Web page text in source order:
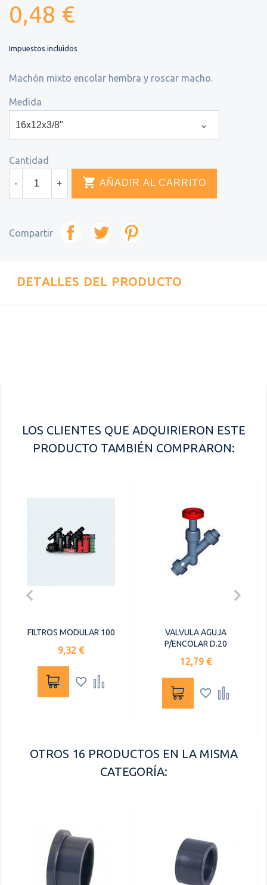
0,48 €
Impuestos incluidos
Machón mixto encolar hembra y roscar macho.
Medida
Cantidad
- +  AÑADIR AL CARRITO
Compartir
DETALLES DEL PRODUCTO
LOS CLIENTES QUE ADQUIRIERON ESTE
PRODUCTO TAMBIÉN COMPRARON:

FILTROS MODULAR 100
Precio
9,32 €
 
VALVULA AGUJA
P/ENCOLAR D.20
Precio
12,79 €
 

OTROS 16 PRODUCTOS EN LA MISMA
CATEGORÍA: